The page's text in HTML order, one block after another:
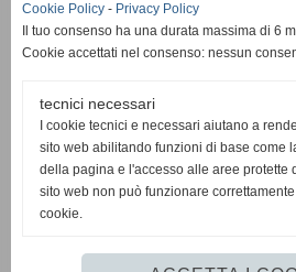
Privacy Policy-
Cookie Policy - Privacy Policy
Il tuo consenso ha una durata massima di 6
Cookie accettati nel consenso: nessun
tecnici necessari
I cookie tecnici e necessari aiutano a
sito web abilitando funzioni di base come
della pagina e l'accesso alle aree protette
sito web non può funzionare
cookie.